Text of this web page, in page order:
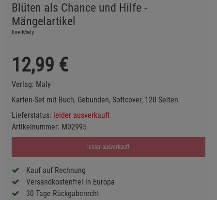
Blüten als Chance und Hilfe -
Mängelartikel
Ilse Maly
12,99 €
Verlag: Maly
Karten-Set mit Buch, Gebunden, Softcover, 120 Seiten
Lieferstatus: leider ausverkauft
Artikelnummer: M02995
leider ausverkauft
Kauf auf Rechnung
Versandkostenfrei in Europa
30 Tage Rückgaberecht